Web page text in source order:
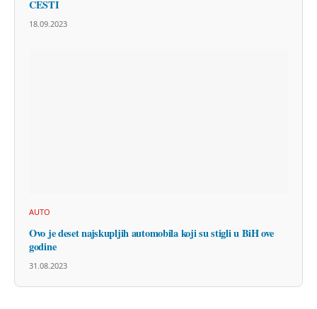
CESTI
18.09.2023
AUTO
Ovo je deset najskupljih automobila koji su stigli u BiH ove
godine
31.08.2023